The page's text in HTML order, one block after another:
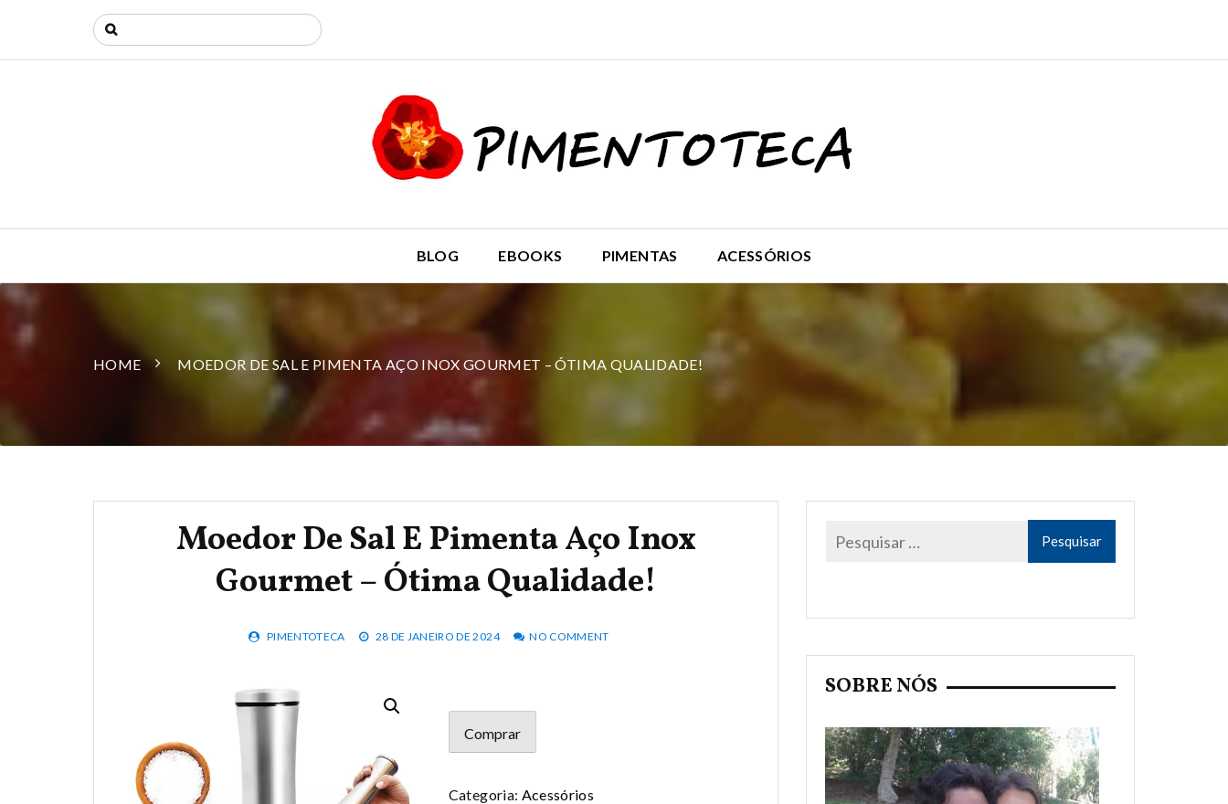
BLOG EBOOKS PIMENTAS ACESSÓRIOS
HOME MOEDOR DE SAL E PIMENTA AÇO INOX GOURMET – ÓTIMA QUALIDADE!
Moedor De Sal E Pimenta Aço Inox
Gourmet – Ótima Qualidade!
PIMENTOTECA 28 DE JANEIRO DE 2024 NO COMMENT
Comprar
Categoria: Acessórios
SOBRE NÓS